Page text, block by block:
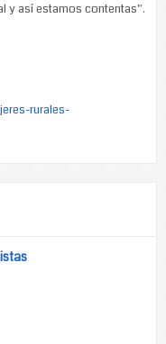
y así estamos contentas”.
rurales-